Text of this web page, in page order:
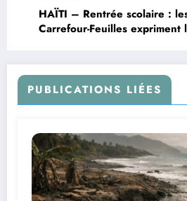
HAÏTI – Rentrée scolaire :
Carrefour-Feuilles expriment
PUBLICATIONS LIÉES